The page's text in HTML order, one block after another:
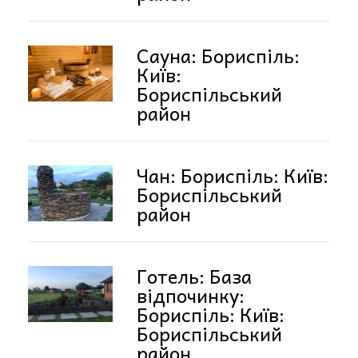
Сауна: Бориспіль:
Київ:
Бориспільський
район
Чан: Бориспіль: Київ:
Бориспільський
район
Готель: База
відпочинку:
Бориспіль: Київ:
Бориспільський